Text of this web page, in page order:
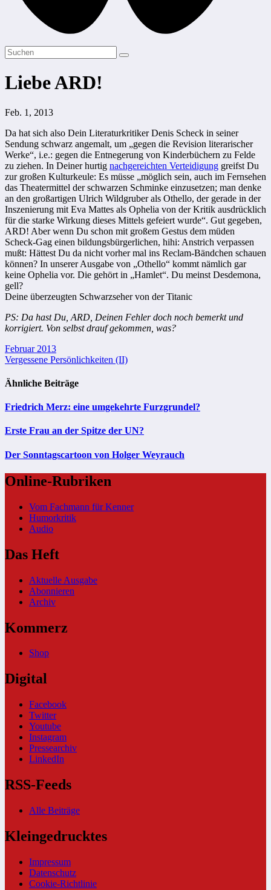
Liebe ARD!
Feb. 1, 2013
Da hat sich also Dein Literaturkritiker Denis Scheck in seiner
Sendung schwarz angemalt, um „gegen die Revision literarischer
Werke“, i.e.: gegen die Entnegerung von Kinderbüchern zu Felde
zu ziehen. In Deiner hurtig nachgereichten Verteidigung greifst Du
zur großen Kulturkeule: Es müsse „möglich sein, auch im Fernsehen
das Theatermittel der schwarzen Schminke einzusetzen; man denke
an den großartigen Ulrich Wildgruber als Othello, der gerade in der
Inszenierung mit Eva Mattes als Ophelia von der Kritik ausdrücklich
für die starke Wirkung dieses Mittels gefeiert wurde“. Gut gegeben,
ARD! Aber wenn Du schon mit großem Gestus dem müden
Scheck-Gag einen bildungsbürgerlichen, hihi: Anstrich verpassen
mußt: Hättest Du da nicht vorher mal ins Reclam-Bändchen schauen
können? In unserer Ausgabe von „Othello“ kommt nämlich gar
keine Ophelia vor. Die gehört in „Hamlet“. Du meinst Desdemona,
gell?
Deine überzeugten Schwarzseher von der Titanic
PS: Da hast Du, ARD, Deinen Fehler doch noch bemerkt und
korrigiert. Von selbst drauf gekommen, was?
Beitragsnavigation
Februar 2013
Vergessene Persönlichkeiten (II)
Ähnliche Beiträge
Friedrich Merz: eine umgekehrte Furzgrundel?
Erste Frau an der Spitze der UN?
Der Sonntagscartoon von Holger Weyrauch
Online-Rubriken
Vom Fachmann für Kenner
Humorkritik
Audio
Das Heft
Aktuelle Ausgabe
Abonnieren
Archiv
Kommerz
Shop
Digital
Facebook
Twitter
Youtube
Instagram
Pressearchiv
LinkedIn
RSS-Feeds
Alle Beiträge
Kleingedrucktes
Impressum
Datenschutz
Cookie-Richtlinie